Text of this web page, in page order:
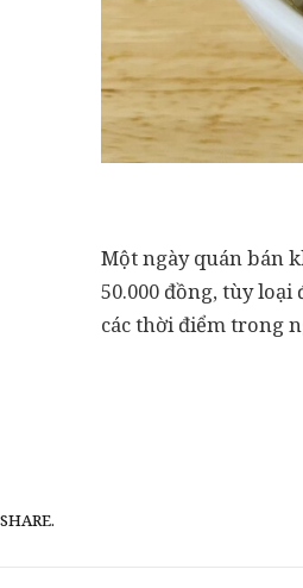
Một ngày quán bán
50.000 đồng, tùy
các thời điểm trong
SHARE.